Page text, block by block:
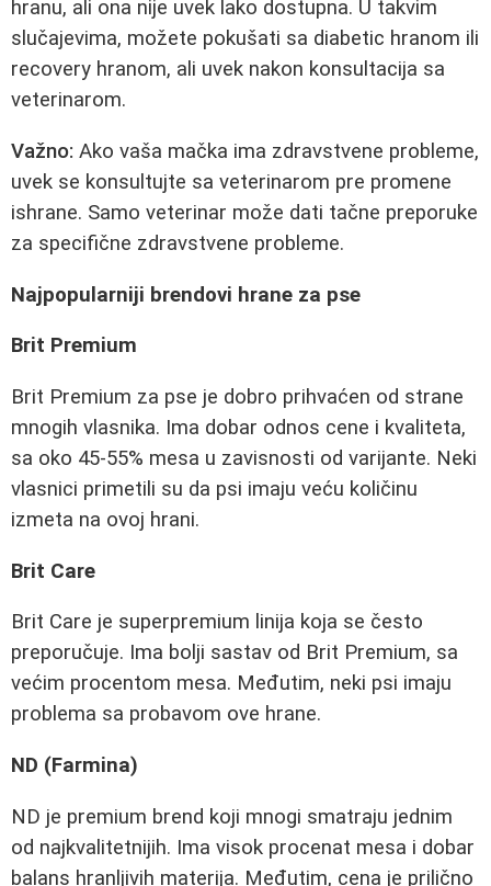
hranu, ali ona nije uvek lako dostupna. U takvim
slučajevima, možete pokušati sa diabetic hranom ili
recovery hranom, ali uvek nakon konsultacija sa
veterinarom.
Važno: Ako vaša mačka ima zdravstvene probleme,
uvek se konsultujte sa veterinarom pre promene
ishrane. Samo veterinar može dati tačne preporuke
za specifične zdravstvene probleme.
Najpopularniji brendovi hrane za pse
Brit Premium
Brit Premium za pse je dobro prihvaćen od strane
mnogih vlasnika. Ima dobar odnos cene i kvaliteta,
sa oko 45-55% mesa u zavisnosti od varijante. Neki
vlasnici primetili su da psi imaju veću količinu
izmeta na ovoj hrani.
Brit Care
Brit Care je superpremium linija koja se često
preporučuje. Ima bolji sastav od Brit Premium, sa
većim procentom mesa. Međutim, neki psi imaju
problema sa probavom ove hrane.
ND (Farmina)
ND je premium brend koji mnogi smatraju jednim
od najkvalitetnijih. Ima visok procenat mesa i dobar
balans hranljivih materija. Međutim, cena je prilično